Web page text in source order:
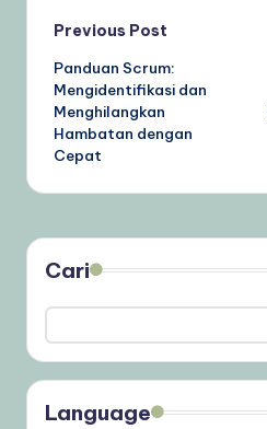
Post
navigation
Previous Post
Panduan Scrum:
Mengidentifikasi dan
Menghilangkan
Hambatan dengan
Cepat
Cari
Language